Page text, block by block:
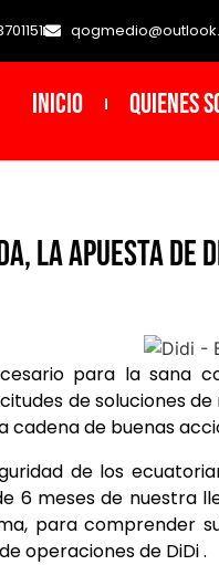
INICIO Quienes
la apuesta de
para la sana
de soluciones
cadena de buenas
de los
6 meses de nuestra
para comprender
operaciones de DiDi .